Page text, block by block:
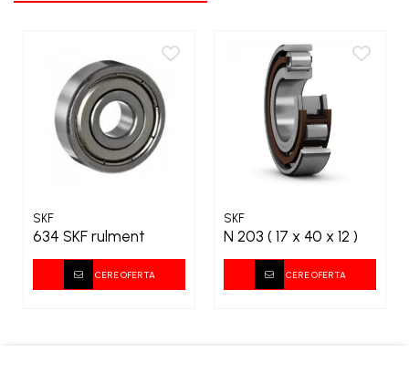
SKF
634 SKF rulment
CERE OFERTA
SKF
N 203 ( 17 x 40 x 12 )
CERE OFERTA